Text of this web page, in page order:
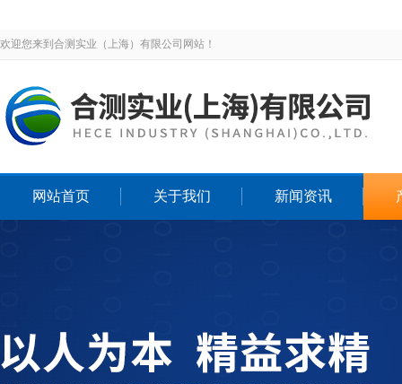
欢迎您来到合测实业（上海）有限公司网站！
网站首页 关于我们 新闻资讯